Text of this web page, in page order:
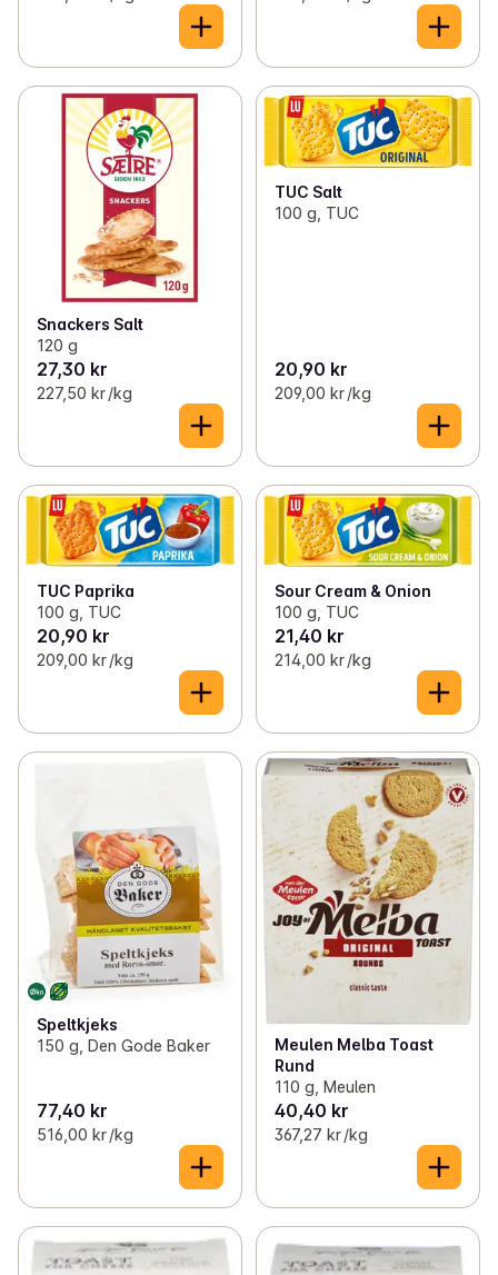
Snackers Salt
120 g
27,30 kr
227,50 kr /kg
TUC Salt
100 g, TUC
20,90 kr
209,00 kr /kg
TUC Paprika
100 g, TUC
20,90 kr
209,00 kr /kg
Sour Cream & Onion
100 g, TUC
21,40 kr
214,00 kr /kg
Speltkjeks
150 g, Den Gode Baker
77,40 kr
516,00 kr /kg
Meulen Melba Toast
Rund
110 g, Meulen
40,40 kr
367,27 kr /kg